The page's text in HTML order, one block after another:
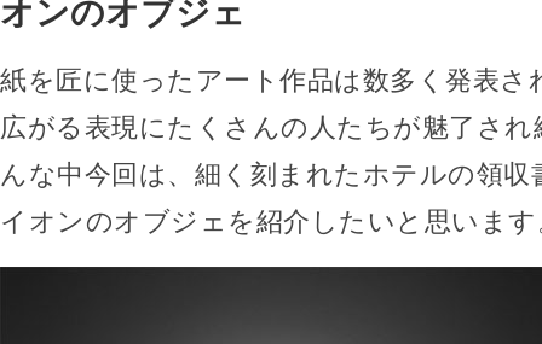
オンのオブジェ
紙を匠に使ったアート作品は数多く発表さ
広がる表現にたくさんの人たちが魅了さ
んな中今回は、細く刻まれたホテルの領収
イオンのオブジェを紹介したいと思います